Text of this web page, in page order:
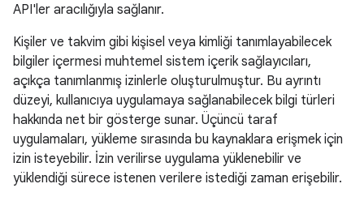
API'ler aracılığıyla sağlanır.
Kişiler ve takvim gibi kişisel veya kimliği tanımlayabilecek
bilgiler içermesi muhtemel sistem içerik sağlayıcıları,
açıkça tanımlanmış izinlerle oluşturulmuştur. Bu ayrıntı
düzeyi, kullanıcıya uygulamaya sağlanabilecek bilgi türleri
hakkında net bir gösterge sunar. Üçüncü taraf
uygulamaları, yükleme sırasında bu kaynaklara erişmek için
izin isteyebilir. İzin verilirse uygulama yüklenebilir ve
yüklendiği sürece istenen verilere istediği zaman erişebilir.